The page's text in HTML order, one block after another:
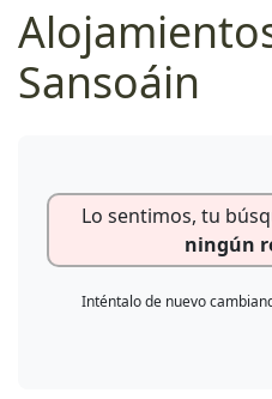
Sansoáin
Lo sentimos, tu
ningún
Inténtalo de nuevo